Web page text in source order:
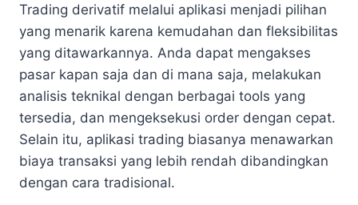
Trading derivatif melalui aplikasi menjadi pilihan
yang menarik karena kemudahan dan fleksibilitas
yang ditawarkannya. Anda dapat mengakses
pasar kapan saja dan di mana saja, melakukan
analisis teknikal dengan berbagai tools yang
tersedia, dan mengeksekusi order dengan cepat.
Selain itu, aplikasi trading biasanya menawarkan
biaya transaksi yang lebih rendah dibandingkan
dengan cara tradisional.